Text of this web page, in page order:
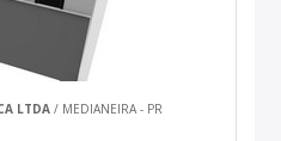
carga, compatibilidade com o
necessária para o tipo de
LTDA / MEDIANEIRA - PR